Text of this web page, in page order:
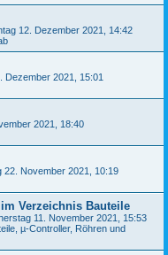
12. Dezember 2021, 14:42
Dezember 2021, 15:01
2021, 18:40
22. November 2021, 10:19
Verzeichnis Bauteile
11. November 2021, 15:53
µ-Controller, Röhren und